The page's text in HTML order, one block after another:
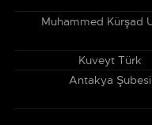
Muhammed Kürşad
Kuveyt Türk
Antakya Şubesi